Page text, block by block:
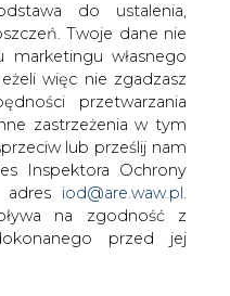
do ustalenia,
Twoje dane nie
własnego
więc nie zgadzasz
przetwarzania
zastrzeżenia w tym
lub prześlij nam
Inspektora Ochrony
iod@are.waw.pl.
na zgodność z
przed jej
którego cytuje irańska
ponad 18 tysięcy wirówek
w Natanz i Fordo.
obawia się, że Iran dąży
Władze w Teheranie
że wzbogacają uran
dla cywilnej energetyki
Rowhani i nowy szef
Ali Akbar Salehi